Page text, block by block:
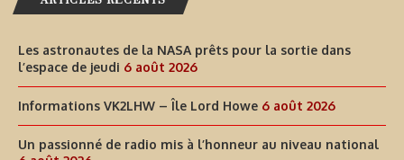
Les astronautes de la NASA prêts pour la sortie dans
l’espace de jeudi 6 août 2026
Informations VK2LHW – Île Lord Howe 6 août 2026
Un passionné de radio mis à l’honneur au niveau national